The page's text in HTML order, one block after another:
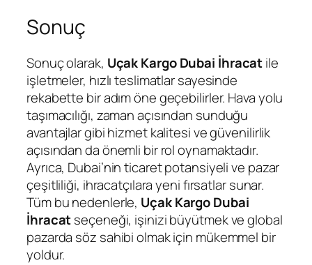
Sonuç
Sonuç olarak, Uçak Kargo Dubai İhracatile
işletmeler, hızlı teslimatlar sayesinde
rekabette bir adım öne geçebilirler. Hava yolu
taşımacılığı, zaman açısından sunduğu
avantajlar gibi hizmet kalitesi ve güvenilirlik
açısından da önemli bir rol oynamaktadır.
Ayrıca, Dubai’nin ticaret potansiyeli ve pazar
çeşitliliği, ihracatçılara yeni fırsatlar sunar.
Tüm bu nedenlerle, Uçak Kargo Dubai
İhracatseçeneği, işinizi büyütmek ve global
pazarda söz sahibi olmak için mükemmel bir
yoldur.